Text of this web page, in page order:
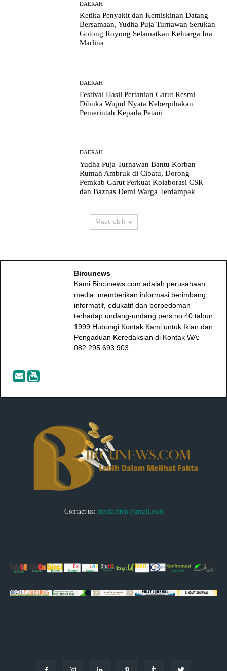
DAERAH
Ketika Penyakit dan Kemiskinan Datang
Bersamaan, Yudha Puja Turnawan Serukan
Gotong Royong Selamatkan Keluarga Ina
Marlina
DAERAH
Festival Hasil Pertanian Garut Resmi
Dibuka Wujud Nyata Keberpihakan
Pemerintah Kepada Petani
DAERAH
Yudha Puja Turnawan Bantu Korban
Rumah Ambruk di Cibatu, Dorong
Pemkab Garut Perkuat Kolaborasi CSR
dan Baznas Demi Warga Terdampak
Muat lebih
Bircunews
Kami Bircunews.com adalah perusahaan
media. memberikan informasi berimbang,
informatif, edukatif dan berpedoman
terhadap undang-undang pers no 40 tahun
1999.Hubungi Kontak Kami untuk Iklan dan
Pengaduan Keredaksian di Kontak WA:
082.295.693.903
Contact us: mediabircu@gmail.com